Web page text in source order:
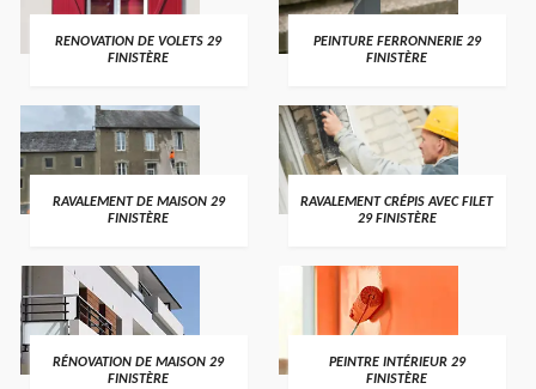
RENOVATION DE VOLETS 29
FINISTÈRE
PEINTURE FERRONNERIE 29
FINISTÈRE
RAVALEMENT DE MAISON 29
FINISTÈRE
RAVALEMENT CRÉPIS AVEC FILET
29 FINISTÈRE
RÉNOVATION DE MAISON 29
FINISTÈRE
PEINTRE INTÉRIEUR 29
FINISTÈRE